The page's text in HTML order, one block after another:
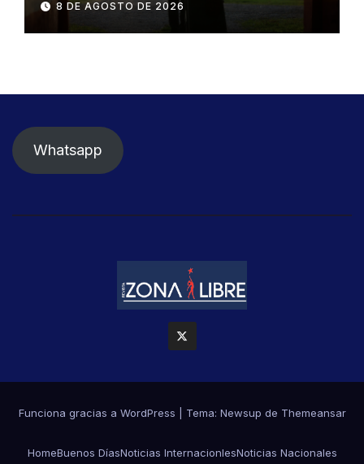
8 DE AGOSTO DE 2026
Whatsapp
Funciona gracias a WordPress Tema: Newsup de Themeansar
HomeBuenos DíasNoticias InternacionlesNoticias Nacionales